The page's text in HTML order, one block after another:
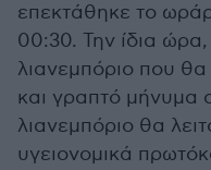
επεκτάθηκε το
00:30. Την ίδια
λιανεμπόριο που θα
και γραπτό μήνυμα
λιανεμπόριο θα
υγειονομικά